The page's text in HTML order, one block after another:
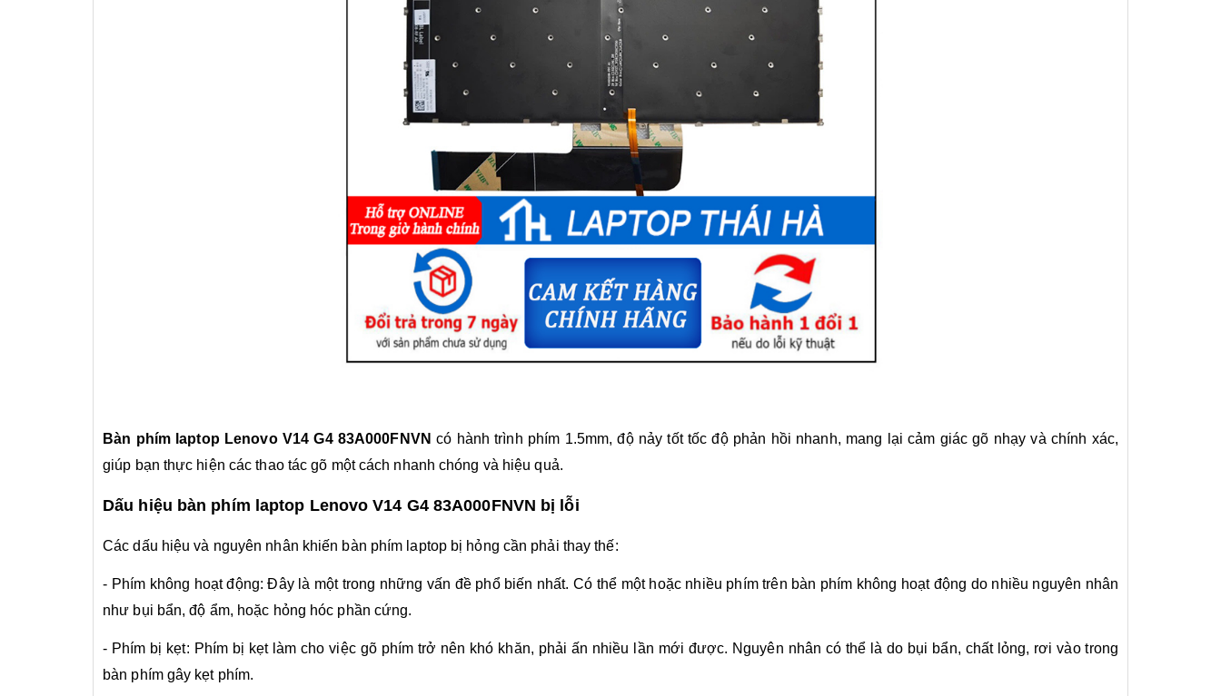
Bàn phím laptop Lenovo V14 G4 83A000FNVNcó hành trình phím 1.5mm, độ nảy tốt tốc độ phản hồi nhanh, mang lại cảm giác gõ nhạy và chính xác,
giúp bạn thực hiện các thao tác gõ một cách nhanh chóng và hiệu quả.
Dấu hiệu bàn phím laptop Lenovo V14 G4 83A000FNVN bị lỗi
Các dấu hiệu và nguyên nhân khiến bàn phím laptop bị hỏng cần phải thay thế:
- Phím không hoạt động: Đây là một trong những vấn đề phổ biến nhất. Có thể một hoặc nhiều phím trên bàn phím không hoạt động do nhiều nguyên nhân
như bụi bẩn, độ ẩm, hoặc hỏng hóc phần cứng.
- Phím bị kẹt: Phím bị kẹt làm cho việc gõ phím trở nên khó khăn, phải ấn nhiều lần mới được. Nguyên nhân có thể là do bụi bẩn, chất lỏng, rơi vào trong
bàn phím gây kẹt phím.